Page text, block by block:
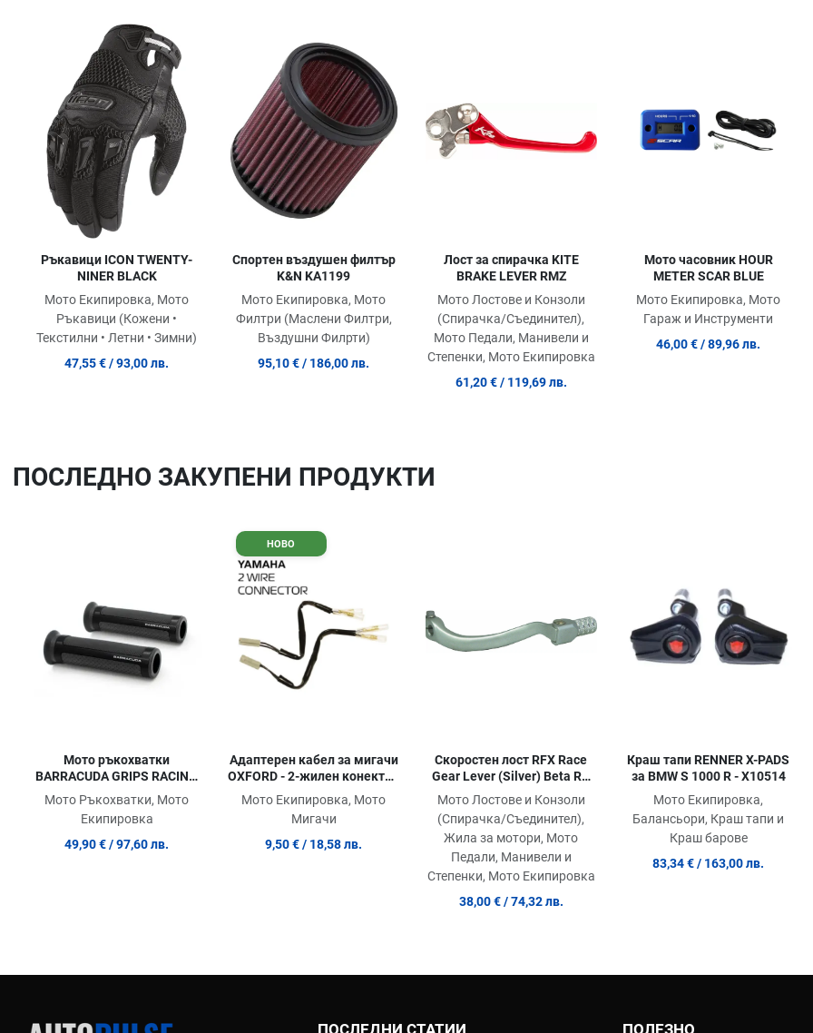
Добави в любими
Сравни продукт
Quick View
Ръкавици ICON TWENTY-
NINER BLACK
Мото Екипировка, Мото
Ръкавици (Кожени •
Текстилни • Летни • Зимни)
47,55 €/ 93,00 лв.
Quick View
Спортен въздушен филтър
K&N KA1199
Мото Екипировка, Мото
Филтри (Маслени Филтри,
Въздушни Филрти)
95,10 € / 186,00 лв.
Quick View
Лост за спирачка KITE
BRAKE LEVER RMZ
Мото Лостове и Конзоли
(Спирачка/Съединител),
Мото Педали, Манивели и
Степенки, Мото Екипировка
61,20 €/ 119,69 лв.
Мото часовник HOUR
METER SCAR BLUE
Мото Екипировка, Мото
Гараж и Инструменти
46,00 €/ 89,96 лв.
ПОСЛЕДНO ЗАКУПЕНИ ПРОДУКТИ
Добави в любими
Сравни продукт
Мото ръкохватки
BARRACUDA GRIPS RACING
Мото Ръкохватки, Мото
Екипировка
49,90 €/ 97,60 лв.
НОВО
Quick View
Адаптерен кабел за мигачи
OXFORD - 2-жилен конектор
Мото Екипировка, Мото
Мигачи
9,50 € / 18,58 лв.
Quick View
Скоростен лост RFX Race
Gear Lever (Silver) Beta RR
4T 20-24
Мото Лостове и Конзоли
(Спирачка/Съединител),
Жила за мотори, Мото
Педали, Манивели и
Степенки, Мото Екипировка
38,00 €/ 74,32 лв.
Краш тапи RENNER X-PADS
за BMW S 1000 R - X10514
Мото Екипировка,
Балансьори, Краш тапи и
Краш барове
83,34 €/ 163,00 лв.
ПОСЛЕДНИ СТАТИИ ПОЛЕЗНО